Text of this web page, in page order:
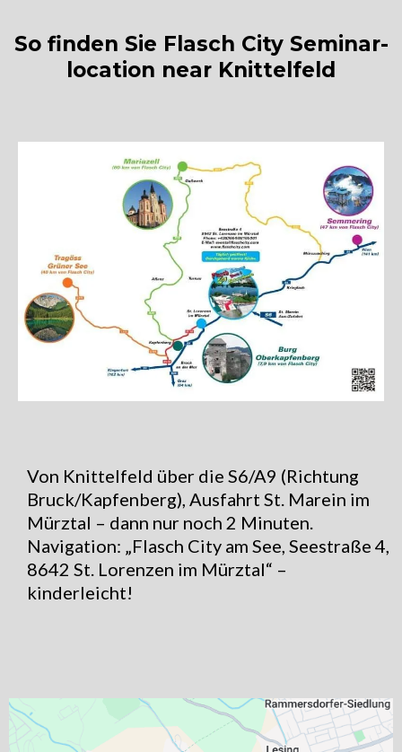
So finden Sie Flasch City Seminar-
location near Knittelfeld
Von Knittelfeld über die S6/A9 (Richtung
Bruck/Kapfenberg), Ausfahrt St. Marein im
Mürztal – dann nur noch 2 Minuten.
Navigation: „Flasch City am See, Seestraße 4,
8642 St. Lorenzen im Mürztal“ –
kinderleicht!